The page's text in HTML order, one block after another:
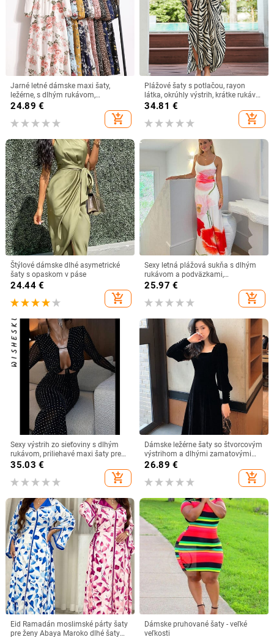
Jarné letné dámske maxi šaty,
ležérne, s dlhým rukávom,
kvetinovou potlačou, s výstrihom
do O-neck, dámske bohémske
plážové párty dlhé šaty, mujer
24.89 €
add_shopping_cart
Plážové šaty s potlačou, rayon
látka, okrúhly výstrih, krátke rukávy,
A-línia strih
34.81 €
add_shopping_cart
Štýlové dámske dlhé asymetrické
šaty s opaskom v páse
24.44€
add_shopping_cart
Sexy letná plážová sukňa s dlhým
rukávom a podväzkami,
jednoduché letné oblečenie pre ženy
25.97 €
add_shopping_cart
Sexy výstrih zo sieťoviny s dlhým
rukávom, priliehavé maxi šaty pre
ženy, trblietavé šnurovacie párty
šaty, jar/jeseň 2023, elegantné
narodeninové oblečenie
35.03 €
add_shopping_cart
Dámske ležérne šaty so štvorcovým
výstrihom a dlhými zamatovými
rukávmi
26.89 €
add_shopping_cart
Eid Ramadán moslimské párty šaty
pre ženy Abaya Maroko dlhé šaty
Dámske pruhované šaty - veľké
veľkosti